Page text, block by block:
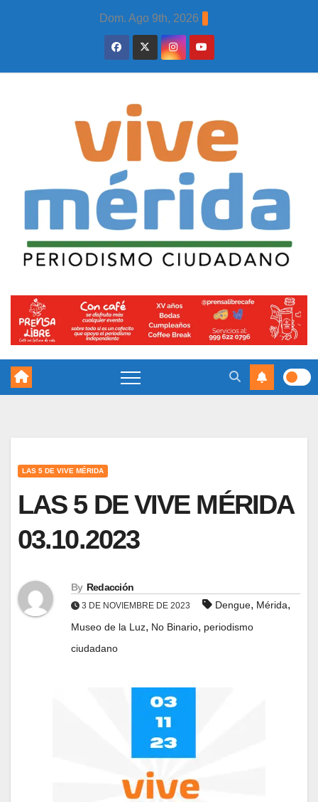
Dom. Ago 9th, 2026
LAS 5 DE VIVE MÉRIDA
LAS 5 DE VIVE MÉRIDA
03.10.2023
By Redacción
3 DE NOVIEMBRE DE 2023 Dengue, Mérida,
Museo de la Luz, No Binario, periodismo
ciudadano